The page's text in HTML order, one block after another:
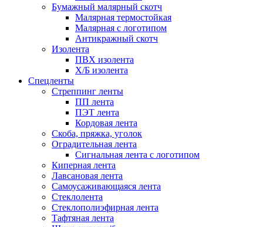
Бумажный малярный скотч
Малярная термостойкая
Малярная с логотипом
Антикражный скотч
Изолента
ПВХ изолента
Х/Б изолента
Спецленты
Стреппинг ленты
ПП лента
ПЭТ лента
Кордовая лента
Скоба, пряжка, уголок
Оградительная лента
Сигнальная лента с логотипом
Киперная лента
Лавсановая лента
Самоусаживающаяся лента
Стеклолента
Стеклополиэфирная лента
Тафтяная лента